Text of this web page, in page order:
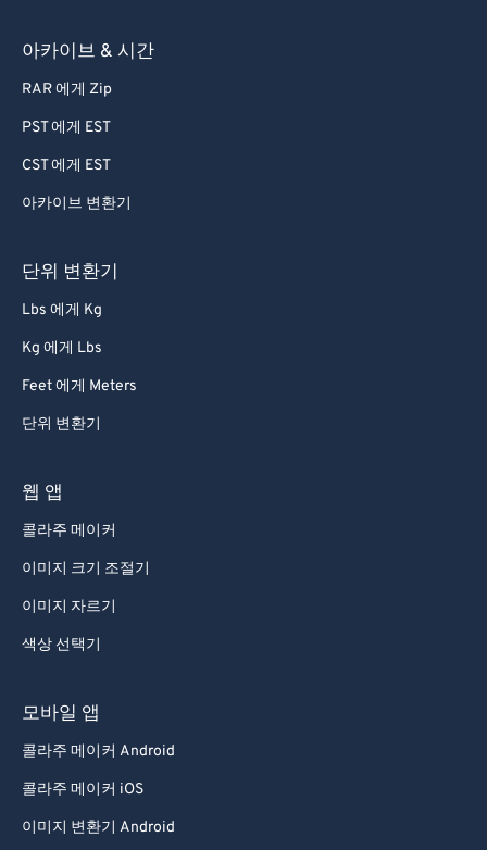
아카이브 & 시간
RAR 에게 Zip
PST 에게 EST
CST 에게 EST
아카이브 변환기
단위 변환기
Lbs 에게 Kg
Kg 에게 Lbs
Feet 에게 Meters
단위 변환기
웹 앱
콜라주 메이커
이미지 크기 조절기
이미지 자르기
색상 선택기
모바일 앱
콜라주 메이커 Android
콜라주 메이커 iOS
이미지 변환기 Android